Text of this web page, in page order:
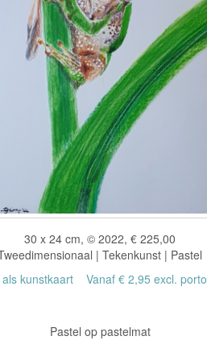
30 x 24 cm, © 2022, € 225,00
| Tekenkunst | Pastel
als kunstkaart Vanaf € 2,95 excl. porto
Pastel op pastelmat